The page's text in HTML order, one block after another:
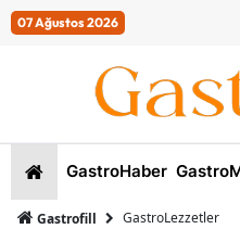
07 Ağustos 2026
GastroHaber
Gastrofill GastroLezzetler